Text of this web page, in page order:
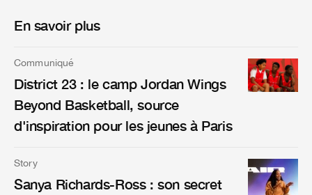
En savoir plus
Communiqué
District 23 : le camp Jordan Wings
Beyond Basketball, source
d'inspiration pour les jeunes à Paris
Story
Sanya Richards-Ross : son secret